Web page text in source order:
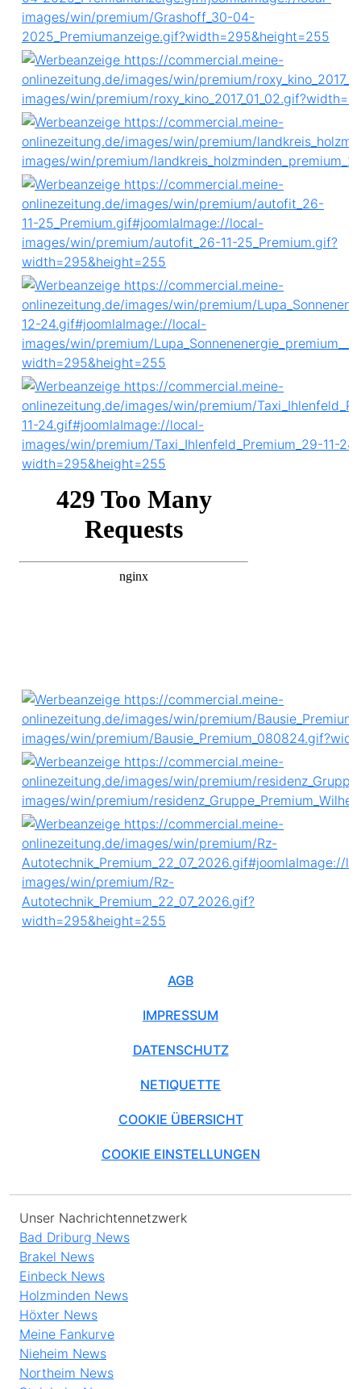
AGB
IMPRESSUM
DATENSCHUTZ
NETIQUETTE
COOKIE ÜBERSICHT
COOKIE EINSTELLUNGEN
Unser Nachrichtennetzwerk
Bad Driburg News
Brakel News
Einbeck News
Holzminden News
Höxter News
Meine Fankurve
Nieheim News
Northeim News